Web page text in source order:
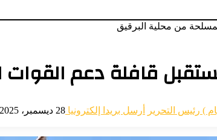
من محلية البرقيق
قافلة دعم
) رئيس التحرير أرسل بريدا إلكترونيا 28 ديسمبر، 2025